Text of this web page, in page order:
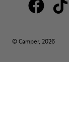
© Camper, 2026